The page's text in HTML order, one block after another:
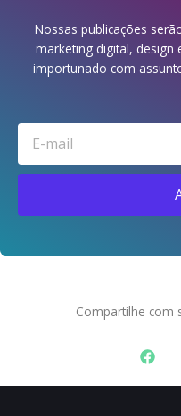
Nossas publicações
marketing digital, design
importunado com
Email
Compartilhe com